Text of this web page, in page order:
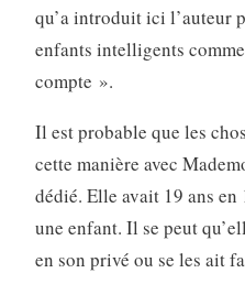
qu’a introduit ici l’auteur
enfants intelligents
compte ».
Il est probable que les
cette manière avec
dédié. Elle avait 19 ans
une enfant. Il se peut
en son privé ou se les ait